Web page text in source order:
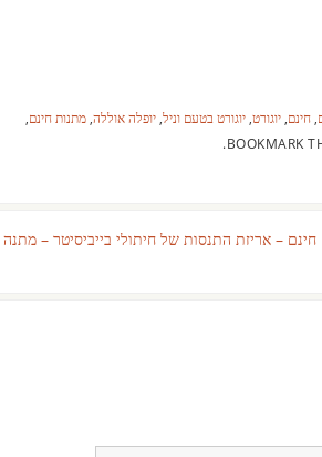
חינם יוגורט יוגורט בטעם וניל יופלה אוללה מתנות חינם
.
חינם – אריזת התנסות של חיתולי בייביסיטר – מתנה